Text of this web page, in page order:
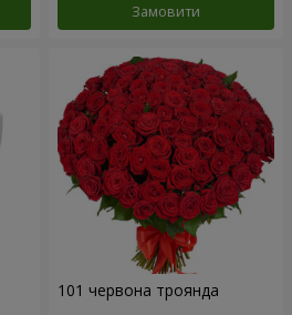
Замовити
101 червона троянда